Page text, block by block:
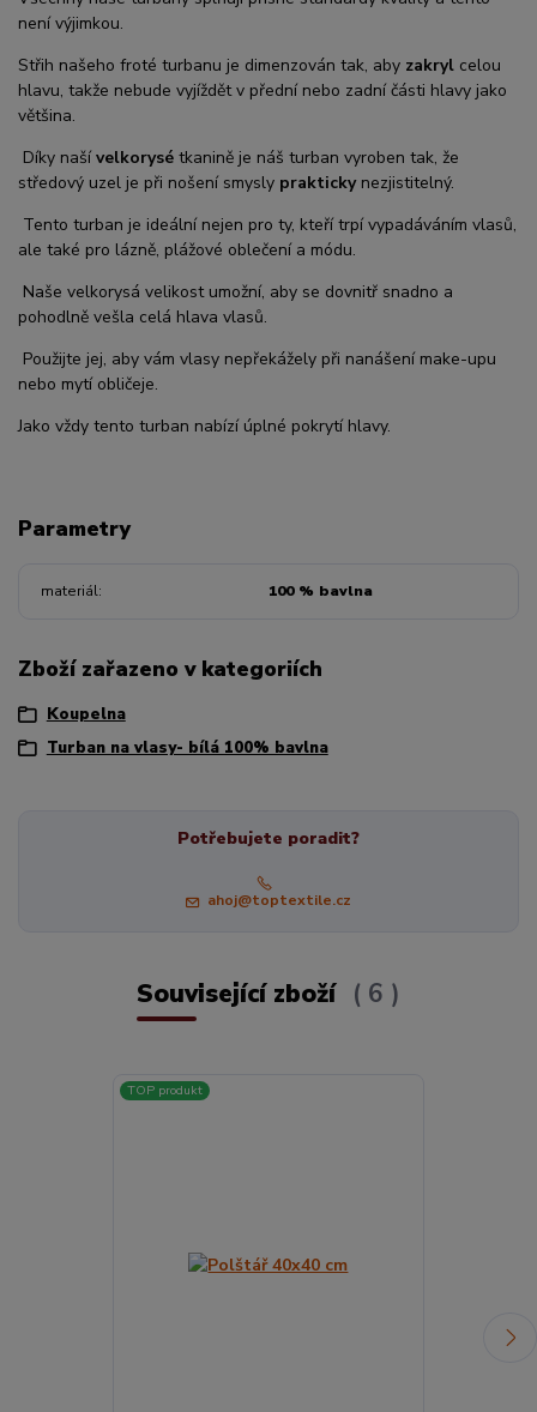
není výjimkou.
Střih našeho froté turbanu je dimenzován tak, aby zakryl celou
hlavu, takže nebude vyjíždět v přední nebo zadní části hlavy jako
většina.
Díky našívelkorysé tkanině je náš turban vyroben tak, že
středový uzel je při nošení smysly praktickynezjistitelný.
Tento turban je ideální nejen pro ty, kteří trpí vypadáváním vlasů,
ale také pro lázně, plážové oblečení a módu.
Naše velkorysá velikost umožní, aby se dovnitř snadno a
pohodlně vešla celá hlava vlasů.
Použijte jej, aby vám vlasy nepřekážely při nanášení make-upu
nebo mytí obličeje.
Jako vždy tento turban nabízí úplné pokrytí hlavy.
Parametry
materiál 100 % bavlna
Zboží zařazeno v kategoriích
Koupelna
Turban na vlasy- bílá 100% bavlna
Potřebujete poradit?
ahoj@toptextile.cz
Související zboží 6
TOP produkt